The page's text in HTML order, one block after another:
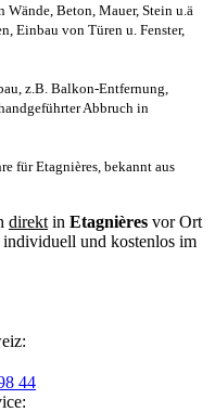
Beton, Mauer, Stein u.ä
Einbau von Türen u. Fenster,
z.B. Balkon-Entfernung,
Abbruch in
für Etagnières, bekannt aus
direkt in Etagnières vor Ort
individuell und kostenlos im
44